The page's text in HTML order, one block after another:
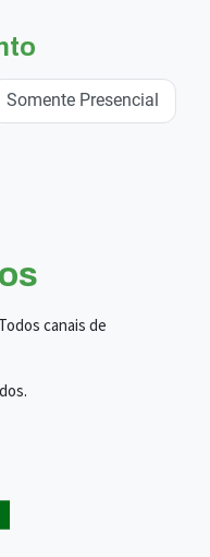
Somente Presencial
canais de